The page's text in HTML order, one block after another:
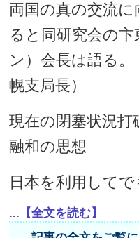
両国の真の交流に
ると同研究会の
ン）会長は語る
幌支局長）
現在の閉塞状況
融和の思想
日本を利用して
...【全文を読む】